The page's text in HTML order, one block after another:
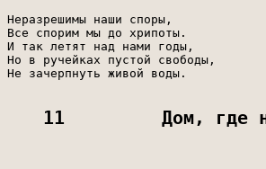
Неразрешимы наши споры,
Все спорим мы до хрипоты.
И так летят над нами годы,
Но в ручейках пустой свободы,
Не зачерпнуть живой воды.
11         Дом, где